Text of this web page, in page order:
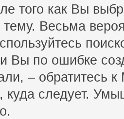
того как Вы
тему. Весьма
Вы по ошибке
– обратитесь
куда следует.